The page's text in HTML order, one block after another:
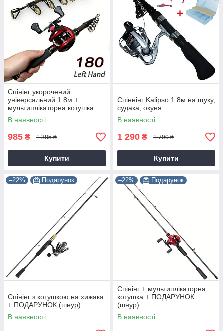
Спінінг укорочений
універсальний 1.8м +
мультиплікаторна котушка
В наявності
985 ₴ 1 385 ₴
Купити
Спіннінг Kalipso 1.8м на щуку,
судака, окуня
В наявності
1 290 ₴ 1 790 ₴
Купити
–22% Подарунок
Спінінг з котушкою на хижака
+ ПОДАРУНОК (шнур)
В наявності
–22% Подарунок
Спінінг + мультиплікаторна
котушка + ПОДАРУНОК
(шнур)
В наявності